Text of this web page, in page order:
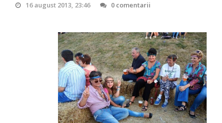
16 august 2013, 23:46 0 comentarii